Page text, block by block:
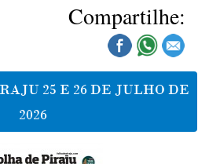
Compartilhe:
25 E 26 DE JULHO DE
2026